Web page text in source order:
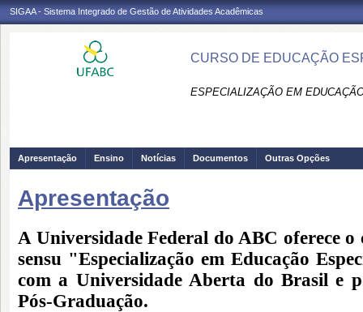
SIGAA - Sistema Integrado de Gestão de Atividades Acadêmicas
CURSO DE EDUCAÇÃO
ESPECIALIZAÇÃO EM
Apresentação Ensino Notícias Documentos Outras Opções
Apresentação
A Universidade Federal do ABC oferece
sensu "Especialização em Educação
com a Universidade Aberta do Brasil e
Pós-Graduação.